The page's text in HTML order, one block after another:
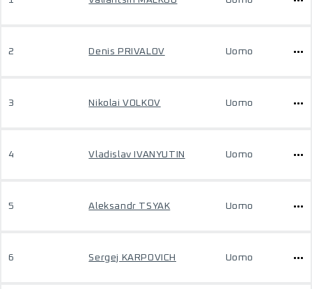
2 Denis PRIVALOV Uomo
3 Nikolai VOLKOV Uomo
4 Vladislav IVANYUTIN Uomo
5 Aleksandr TSYAK Uomo
6 Sergej KARPOVICH Uomo